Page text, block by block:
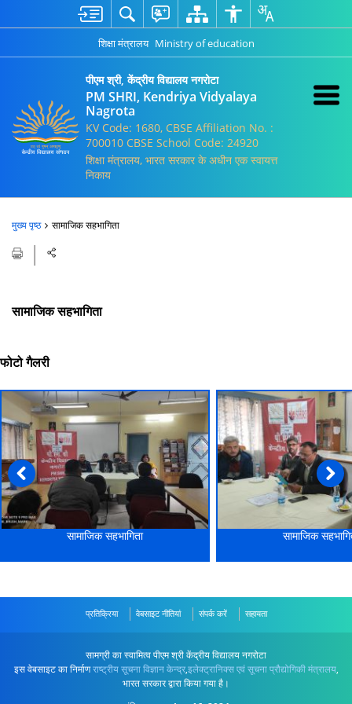
शिक्षा मंत्रालय Ministry of education
पीएम श्री, केंद्रीय विद्यालय नगरोटा
PM SHRI, Kendriya Vidyalaya
Nagrota
KV Code: 1680, CBSE Affiliation No. :
700010 CBSE School Code: 24920
शिक्षा मंत्रालय, भारत सरकार के अधीन एक स्वायत्त
निकाय
मुख्य पृष्ठ सामाजिक सहभागिता
सामाजिक सहभागिता
फोटो गैलरी
सामाजिक सहभागिता सामाजिक
प्रतिक्रिया वेबसाइट नीतियां संपर्क करें सहायता
सामग्री का स्वामित्व पीएम श्री केंद्रीय विद्यालय नगरोटा
इस वेबसाइट का निर्माणराष्ट्रीय सूचना विज्ञान केन्द्र,इलेक्ट्रानिक्स एवं सूचना प्रौद्योगिकी मंत्रालय,
भारत सरकार द्वारा किया गया है।